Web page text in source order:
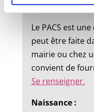
Pacs :
Le PACS est
peut être faite
mairie ou chez
convient de
Se renseigner.
Naissance :